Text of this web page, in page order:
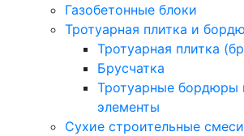
Газобетонные блоки
Тротуарная плитка и
Тротуарная плитка
Брусчатка
Тротуарные
элементы
Сухие строительные смеси